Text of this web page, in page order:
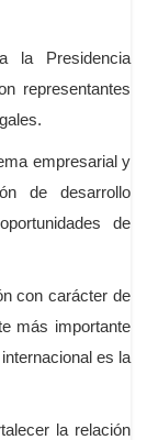
la Presidencia
representantes
empresarial y
de desarrollo
de
con carácter de
más importante
es la
la relación